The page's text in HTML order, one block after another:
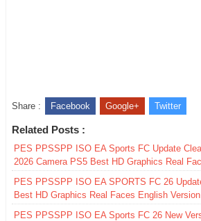
Share : Facebook Google+ Twitter
Related Posts :
PES PPSSPP ISO EA Sports FC Update
2026 Camera PS5 Best HD Graphics Real
PES PPSSPP ISO EA SPORTS FC 26
Best HD Graphics Real Faces English Version
PES PPSSPP ISO EA Sports FC 26 New